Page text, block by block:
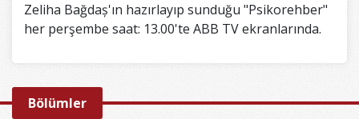
Zeliha Bağdaș'ın hazırlayıp sunduğu "Psikorehber"
her perşembe saat: 13.00'te ABB TV ekranlarında.
Bölümler